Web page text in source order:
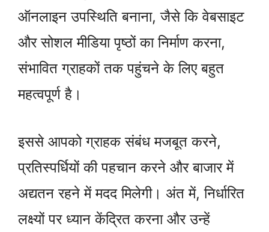
ऑनलाइन उपस्थिति बनाना, जैसे कि वेबसाइट
और सोशल मीडिया पृष्ठों का निर्माण करना,
संभावित ग्राहकों तक पहुंचने के लिए बहुत
महत्वपूर्ण है।
इससे आपको ग्राहक संबंध मजबूत करने,
प्रतिस्पर्धियों की पहचान करने और बाजार में
अद्यतन रहने में मदद मिलेगी। अंत में, निर्धारित
लक्ष्यों पर ध्यान केंद्रित करना और उन्हें